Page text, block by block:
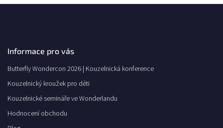
Informace pro vás
Butterfly Wondercon 2026 | Kouzelnická konference
Kouzelnický kroužek pro děti
Kouzelnické semináře ve Wonderlandu
Hodnocení obchodu